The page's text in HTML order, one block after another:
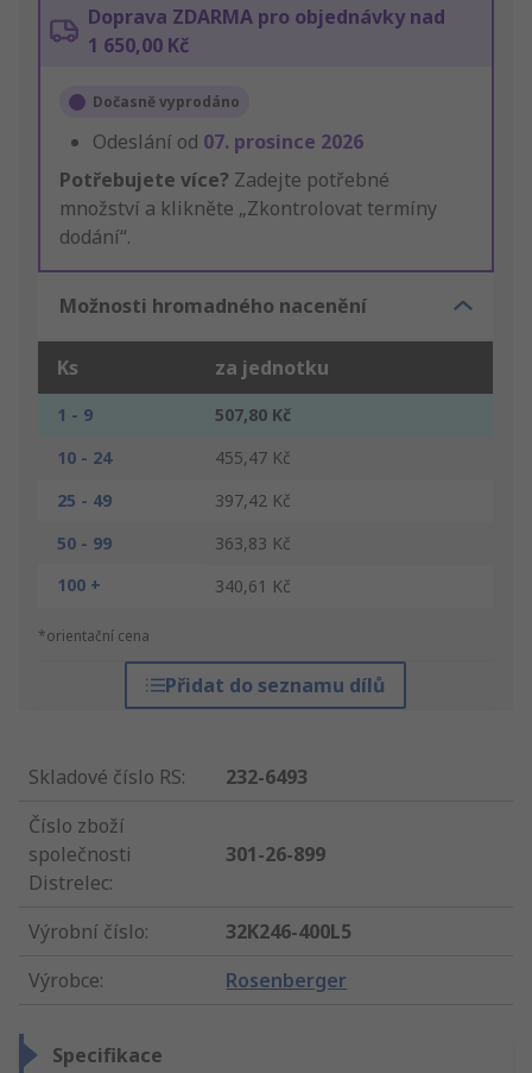
Doprava ZDARMA pro objednávky nad
1 650,00 Kč
Dočasně vyprodáno
Odeslání od 07. prosince 2026
Potřebujete více? Zadejte potřebné
množství a klikněte „Zkontrolovat termíny
dodání“.
Možnosti hromadného nacenění
Ks za jednotku
1 - 9
507,80 Kč
10 - 24
455,47 Kč
25 - 49
397,42 Kč
50 - 99
363,83 Kč
100 +
340,61 Kč
*orientační cena
Přidat do seznamu dílů
Skladové číslo RS:
232-6493
Číslo zboží
společnosti
Distrelec:
301-26-899
Výrobní číslo:
32K246-400L5
Výrobce: Rosenberger
Specifikace